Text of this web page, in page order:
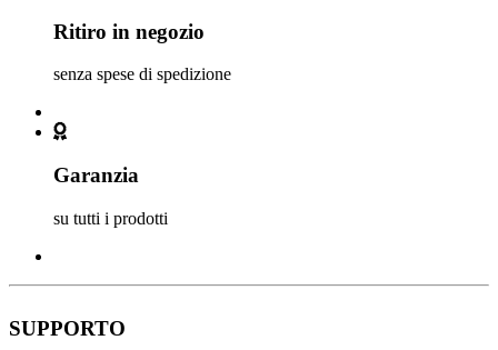
Ritiro in negozio
senza spese di spedizione
Garanzia
su tutti i prodotti
SUPPORTO